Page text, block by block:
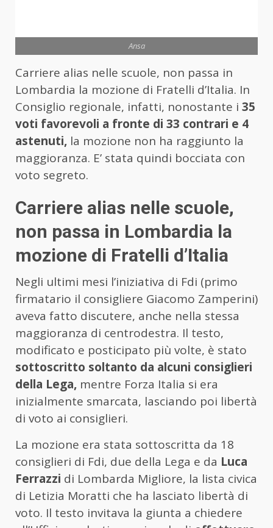
Ansa
Carriere alias nelle scuole, non passa in
Lombardia la mozione di Fratelli d’Italia. In
Consiglio regionale, infatti, nonostante i 35
voti favorevoli a fronte di 33 contrari e 4
astenuti, la mozione non ha raggiunto la
maggioranza. E’ stata quindi bocciata con
voto segreto.
Carriere alias nelle scuole,
non passa in Lombardia la
mozione di Fratelli d’Italia
Negli ultimi mesi l’iniziativa di Fdi (primo
firmatario il consigliere Giacomo Zamperini)
aveva fatto discutere, anche nella stessa
maggioranza di centrodestra. Il testo,
modificato e posticipato più volte, è stato
sottoscritto soltanto da alcuni consiglieri
della Lega, mentre Forza Italia si era
inizialmente smarcata, lasciando poi libertà
di voto ai consiglieri.
La mozione era stata sottoscritta da 18
consiglieri di Fdi, due della Lega e da Luca
Ferrazzi di Lombarda Migliore, la lista civica
di Letizia Moratti che ha lasciato libertà di
voto. Il testo invitava la giunta a chiedere